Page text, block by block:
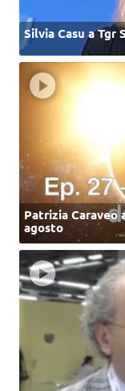
Silvia Casu a Tgr
Patrizia Caraveo
agosto